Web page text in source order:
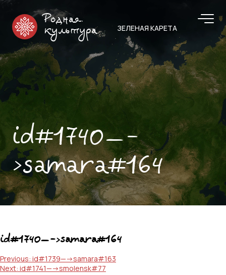
Родная
культура
ЗЕЛЕНАЯ КАРЕТА
id#1740—-
>samara#164
id#1740—->samara#164
Навигация
по
Previous: id#1739—->samara#163
Next: id#1741—->smolensk#77